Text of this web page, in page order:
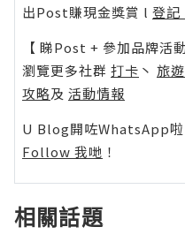
出Post賺現金獎賞 l 登記
【 睇Post + 參加品牌活動
瀏覽更多社群 打卡 丶 旅遊
攻略及 活動情報
U Blog開咗WhatsApp啦
Follow 我哋 ！
相關話題